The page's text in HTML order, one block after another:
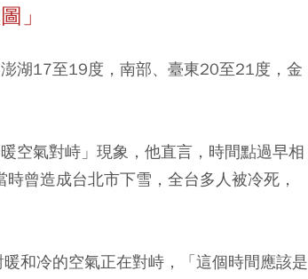
」
湖17至19度，南部、臺東20至21度，金
空氣對峙」現象，他直言，時間點過早相
曾造成台北市下雪，全台多人被冷死，
和冷的空氣正在對峙，「這個時間應該是